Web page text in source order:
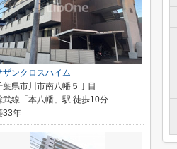
ザンクロスハイム
葉県市川市南八幡５丁目
武線「本八幡」駅 徒歩10分
33年